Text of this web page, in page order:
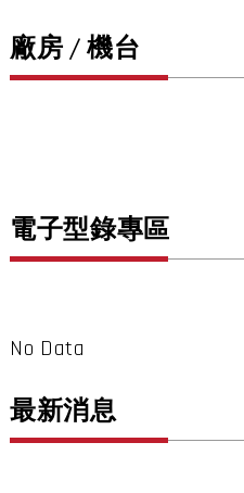
廠房 / 機台
電子型錄專區
No Data
最新消息